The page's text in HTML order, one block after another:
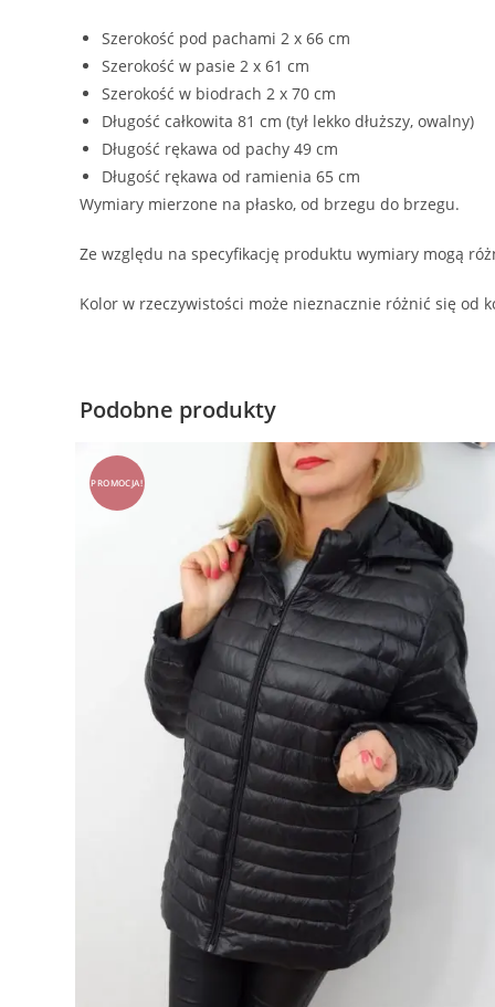
Szerokość pod pachami 2 x 66 cm
Szerokość w pasie 2 x 61 cm
Szerokość w biodrach 2 x 70 cm
Długość całkowita 81 cm (tył lekko dłuższy, owalny)
Długość rękawa od pachy 49 cm
Długość rękawa od ramienia 65 cm
Wymiary mierzone na płasko, od brzegu do brzegu.
Ze względu na specyfikację produktu wymiary mogą
Kolor w rzeczywistości może nieznacznie różnić się
Podobne produkty
PROMOCJA!